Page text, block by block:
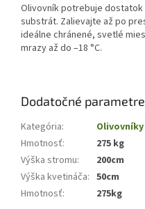
Olivovník potrebuje
substrát. Zalievajte až po
ideálne chránené, svetlé
mrazy až do –18 °C.
Dodatočné parametre
Kategória:
Olivovníky
Hmotnosť:
275 kg
Výška stromu:
200cm
Výška kvetináča: 50cm
Hmotnosť: 275kg